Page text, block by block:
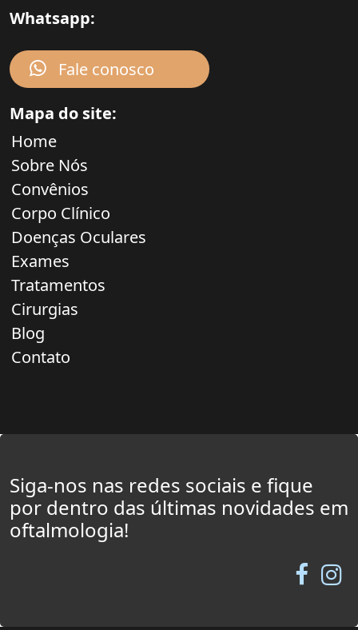
Whatsapp:
Fale conosco
Mapa do site:
Home
Sobre Nós
Convênios
Corpo Clínico
Doenças Oculares
Exames
Tratamentos
Cirurgias
Blog
Contato
Siga-nos nas redes sociais e fique
por dentro das últimas novidades em
oftalmologia!